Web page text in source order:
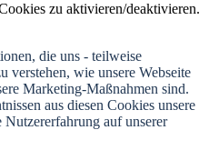
zu aktivieren/deaktivieren.
die uns - teilweise
verstehen, wie unsere Webseite
Marketing-Maßnahmen sind.
aus diesen Cookies unsere
auf unserer